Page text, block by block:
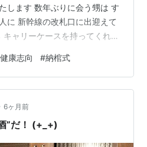
します 数年ぶりに会う甥は す
に 新幹線の改札口に出迎えて
ャリーケースを持ってくれま
式に間に合いました 女性の
り除き穏やかな表情で旅たて
きちんと見てお別れができる
施し身支度を整えて棺に納め
族の悲しみを癒すという 意
健康志向 #納棺式
6ヶ月前
”だ！ (+_+)